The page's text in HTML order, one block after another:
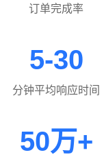
订单完成率
5-30
分钟平均响应时间
50万+